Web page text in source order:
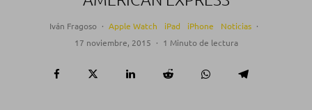
Iván Fragoso · Apple Watch iPad iPhone Noticias ·
17 noviembre, 2015 · 1 Minuto de lectura